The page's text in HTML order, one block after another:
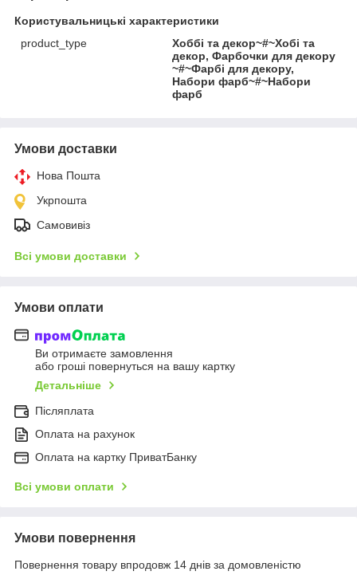
Користувальницькі характеристики
product_type
Хоббі та декор~#~Хобі та
декор, Фарбочки для декору
~#~Фарбі для декору,
Набори фарб~#~Набори
фарб
Умови доставки
Нова Пошта
Укрпошта
Самовивіз
Всі умови доставки
Умови оплати
Ви отримаєте замовлення
або гроші повернуться на вашу картку
Детальніше
Післяплата
Оплата на рахунок
Оплата на картку ПриватБанку
Всі умови оплати
Умови повернення
Повернення товару впродовж 14 днів за домовленістю